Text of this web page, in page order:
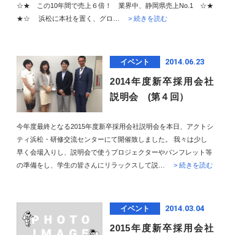
☆★ この10年間で売上６倍！ 業界中、静岡県売上No.1 ☆★
★☆ 浜松に本社を置く、グロ…
> 続きを読む
イベント 2014.06.23
2014年度新卒採用会社
説明会 (第４回）
今年度最終となる2015年度新卒採用会社説明会を本日、アクトシ
ティ浜松・研修交流センターにて開催致しました。 我々は少し
早く会場入りし、説明会で使うプロジェクターやパンフレット等
の準備をし、学生の皆さんにリラックスして説…
> 続きを読む
イベント 2014.03.04
2015年度新卒採用会社